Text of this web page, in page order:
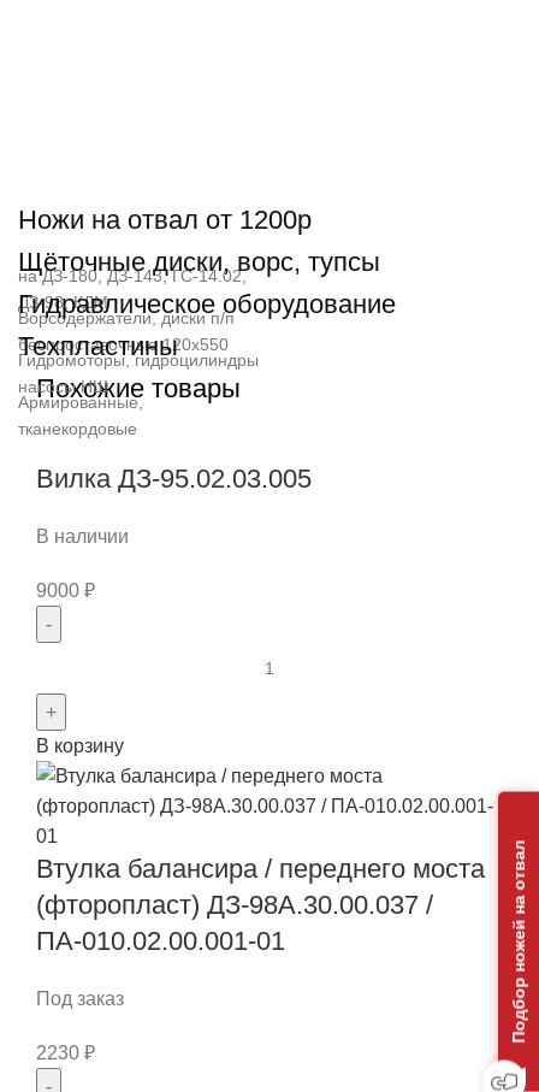
Ножи на отвал от 1200р
на ДЗ-180, ДЗ-143, ГС-14.02,
ДЗ-98, КДМ
Щёточные диски, ворс, тупсы
Ворсодержатели, диски п/п
беспроставочные 120х550
Гидравлическое оборудование
Гидромоторы, гидроцилиндры
насосы НШ
Техпластины
Армированные,
тканекордовые
Похожие товары
Вилка ДЗ-95.02.03.005
В наличии
9000 ₽
Вилка
ДЗ-95.02.03.005
В корзину
Втулка балансира / переднего моста
(фторопласт) ДЗ-98А.30.00.037 /
ПА-010.02.00.001-01
Под заказ
2230 ₽
Подбор ножей на отвал